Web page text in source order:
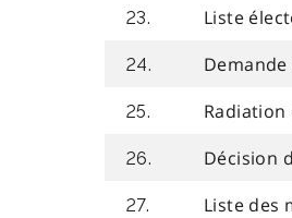
23. Liste
24.
25. Radiation
26. Décision
27. Liste des